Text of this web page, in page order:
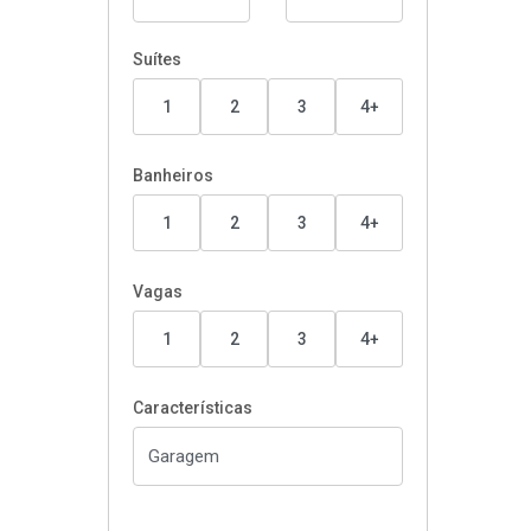
Suítes
1 2 3 4+
Banheiros
1 2 3 4+
Vagas
1 2 3 4+
Características